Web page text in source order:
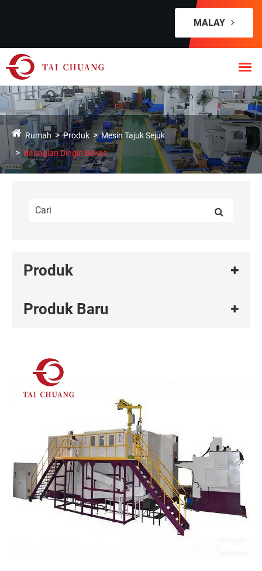
MALAY
Rumah Produk
Mesin Tajuk Sejuk
Bahagian Dingin Bekas
Produk
Produk Baru